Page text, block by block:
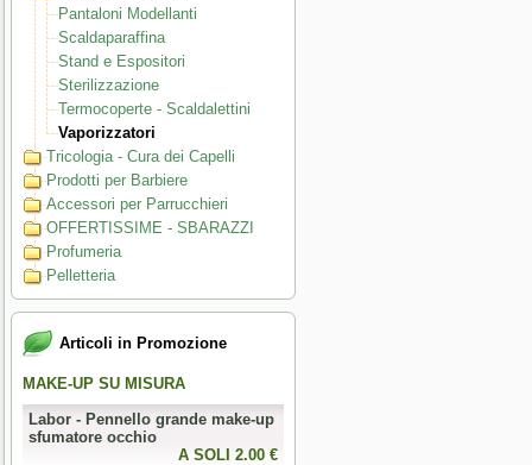
Pantaloni Modellanti
Scaldaparaffina
Stand e Espositori
Sterilizzazione
Termocoperte - Scaldalettini
Vaporizzatori
Tricologia - Cura dei Capelli
Prodotti per Barbiere
Accessori per Parrucchieri
OFFERTISSIME - SBARAZZI
Profumeria
Pelletteria
Articoli in Promozione
MAKE-UP SU MISURA
Labor - Pennello grande make-up
sfumatore occhio
A SOLI 2.00 €